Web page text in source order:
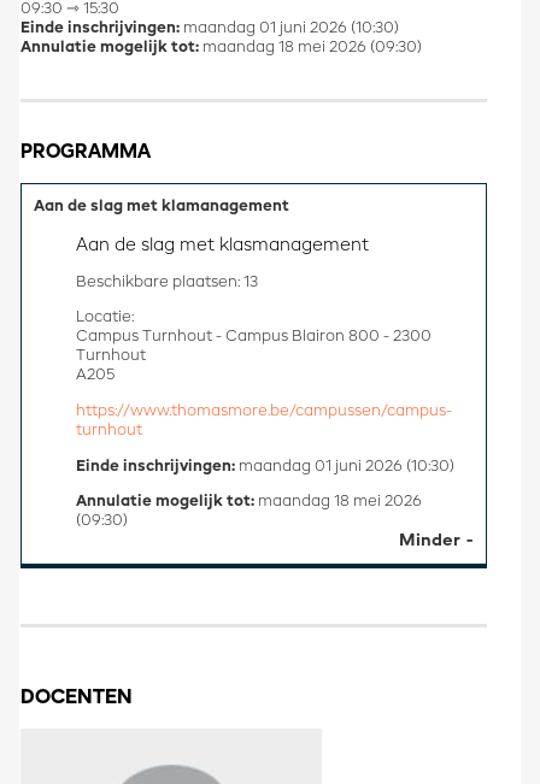
09:30 ⇾ 15:30
Einde inschrijvingen: maandag 01 juni 2026 (10:30)
Annulatie mogelijk tot: maandag 18 mei 2026 (09:30)
PROGRAMMA
Aan de slag met klamanagement
Minder
Aan de slag met klasmanagement
Beschikbare plaatsen: 13
Locatie:
Campus Turnhout - Campus Blairon 800 - 2300
Turnhout
A205
https://www.thomasmore.be/campussen/campus-
turnhout
Einde inschrijvingen: maandag 01 juni 2026 (10:30)
Annulatie mogelijk tot: maandag 18 mei 2026
(09:30)
DOCENTEN